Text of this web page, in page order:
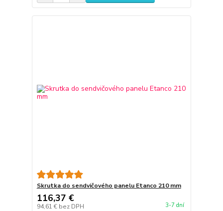
Skrutka do sendvičového panelu Etanco 210 mm
116,37 €
94,61 € bez DPH 3-7 dní